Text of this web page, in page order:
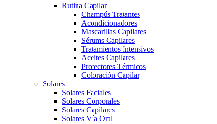
Rutina Capilar
Champús Tratantes
Acondicionadores
Mascarillas Capilares
Sérums Capilares
Tratamientos Intensivos
Aceites Capilares
Protectores Térmicos
Coloración Capilar
Solares
Solares Faciales
Solares Corporales
Solares Capilares
Solares Vía Oral